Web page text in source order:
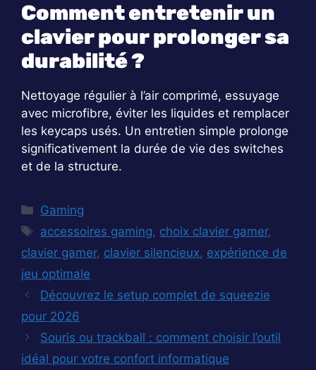
Comment entretenir un
clavier pour prolonger sa
durabilité ?
Nettoyage régulier à l’air comprimé, essuyage
avec microfibre, éviter les liquides et remplacer
les keycaps usés. Un entretien simple prolonge
significativement la durée de vie des switches
et de la structure.
Catégories
Gaming
Étiquettes
accessoires gaming, choix clavier gamer,
clavier gamer, clavier silencieux, expérience de
jeu optimale
Découvrez le setup complet de squeezie
pour 2026
Souris ou trackball : comment choisir l’outil
idéal pour votre confort informatique